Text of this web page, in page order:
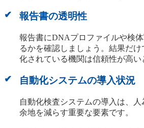
報告書の透明性
報告書にDNAプロファイルや検
るかを確認しましょう。結果だ
化されている機関は信頼性が高い
自動化システムの導入状況
自動化検査システムの導入は、
余地を減らす重要な要素です。